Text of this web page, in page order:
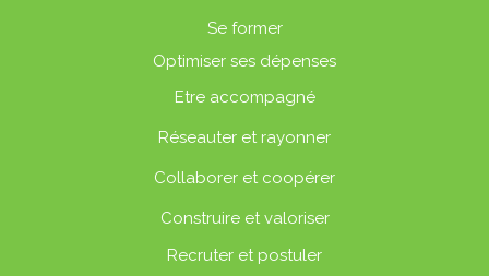
Se former
Optimiser ses dépenses
Etre accompagné
Réseauter et rayonner
Collaborer et coopérer
Construire et valoriser
Recruter et postuler